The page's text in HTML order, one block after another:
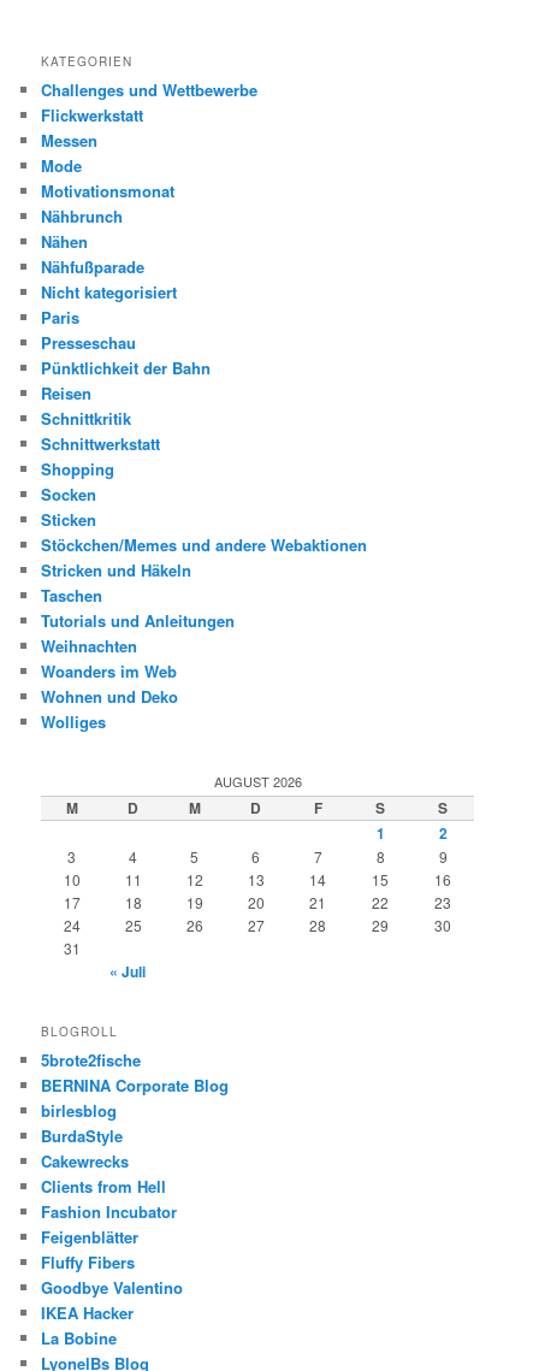
KATEGORIEN
Challenges und Wettbewerbe
Flickwerkstatt
Messen
Mode
Motivationsmonat
Nähbrunch
Nähen
Nähfußparade
Nicht kategorisiert
Paris
Presseschau
Pünktlichkeit der Bahn
Reisen
Schnittkritik
Schnittwerkstatt
Shopping
Socken
Sticken
Stöckchen/Memes und andere Webaktionen
Stricken und Häkeln
Taschen
Tutorials und Anleitungen
Weihnachten
Woanders im Web
Wohnen und Deko
Wolliges
AUGUST 2026
M D M D F S
S
1
2
3 4 5 6 7 8
9
10
11 12 13 14 15
16
17
18 19 20 21 22
23
24
25 26 27 28 29
30
31
« Juli
BLOGROLL
5brote2fische
BERNINA Corporate Blog
birlesblog
BurdaStyle
Cakewrecks
Clients from Hell
Fashion Incubator
Feigenblätter
Fluffy Fibers
Goodbye Valentino
IKEA Hacker
La Bobine
LyonelBs Blog